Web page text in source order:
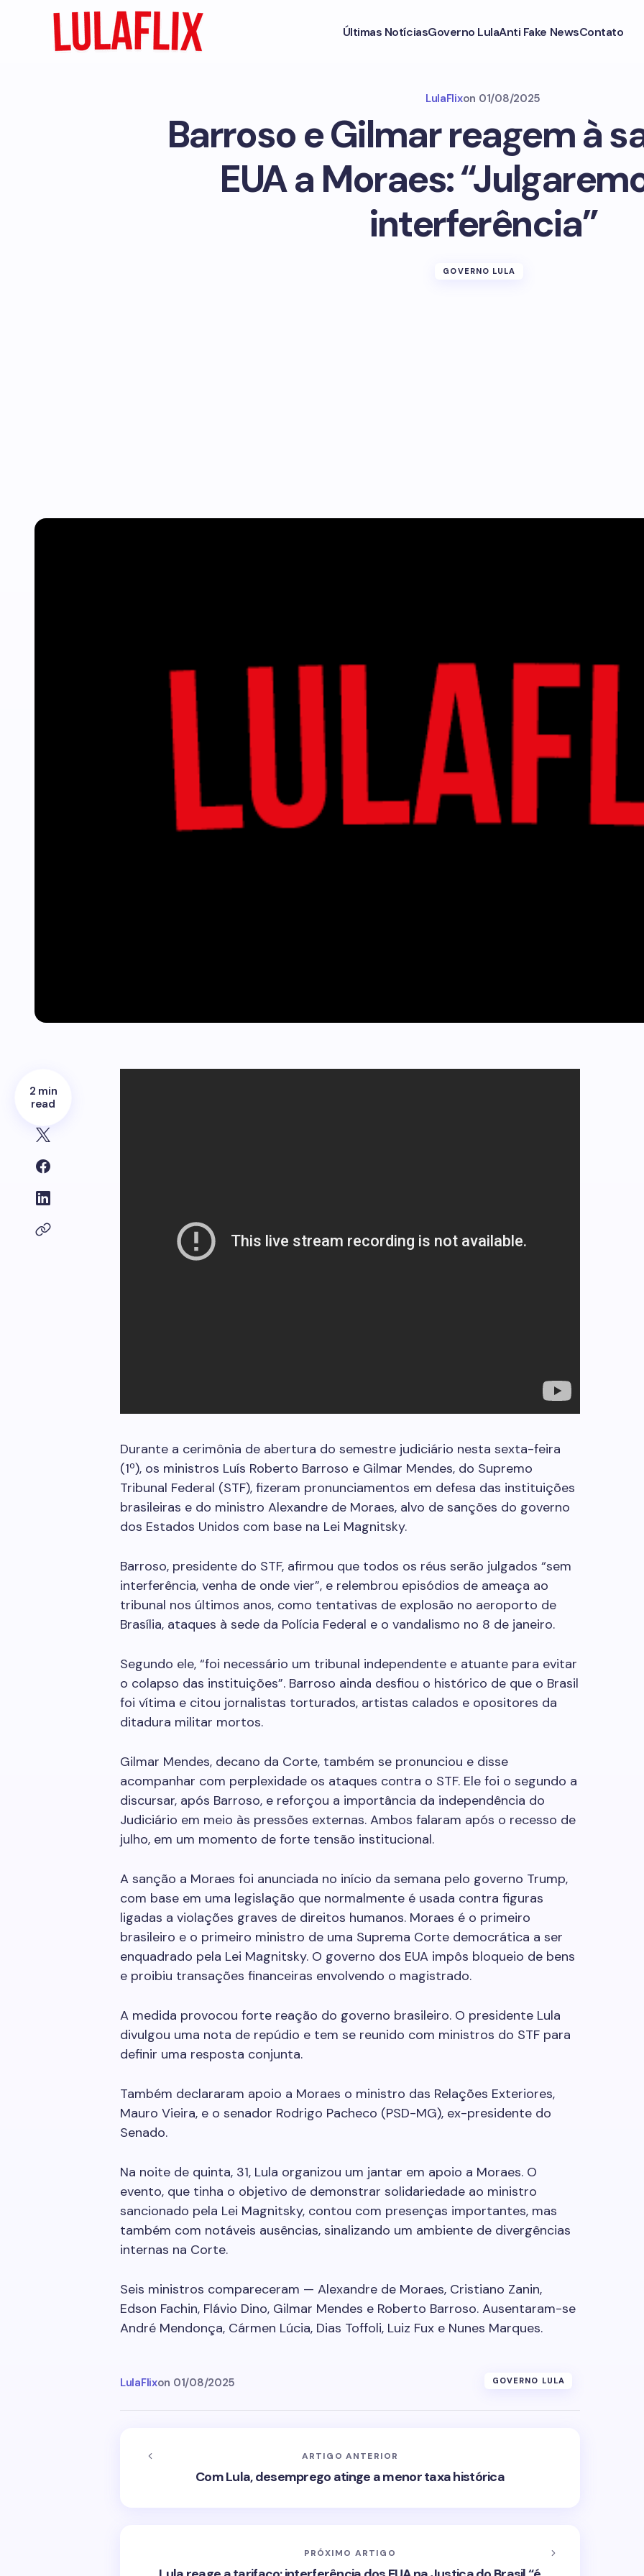
Últimas NotíciasGoverno LulaAnti Fake NewsContato
LulaFlixon 01/08/2025
Barroso e Gilmar reagem à
EUA a Moraes:
interferência”
GOVERNO LULA
2 min
read
Durante a cerimônia de abertura do semestre judiciário nesta sexta-feira
(1º), os ministros Luís Roberto Barroso e Gilmar Mendes, do Supremo
Tribunal Federal (STF), fizeram pronunciamentos em defesa das instituições
brasileiras e do ministro Alexandre de Moraes, alvo de sanções do governo
dos Estados Unidos com base na Lei Magnitsky.
Barroso, presidente do STF, afirmou que todos os réus serão julgados “sem
interferência, venha de onde vier”, e relembrou episódios de ameaça ao
tribunal nos últimos anos, como tentativas de explosão no aeroporto de
Brasília, ataques à sede da Polícia Federal e o vandalismo no 8 de janeiro.
Segundo ele, “foi necessário um tribunal independente e atuante para evitar
o colapso das instituições”. Barroso ainda desfiou o histórico de que o Brasil
foi vítima e citou jornalistas torturados, artistas calados e opositores da
ditadura militar mortos.
Gilmar Mendes, decano da Corte, também se pronunciou e disse
acompanhar com perplexidade os ataques contra o STF. Ele foi o segundo a
discursar, após Barroso, e reforçou a importância da independência do
Judiciário em meio às pressões externas. Ambos falaram após o recesso de
julho, em um momento de forte tensão institucional.
A sanção a Moraes foi anunciada no início da semana pelo governo Trump,
com base em uma legislação que normalmente é usada contra figuras
ligadas a violações graves de direitos humanos. Moraes é o primeiro
brasileiro e o primeiro ministro de uma Suprema Corte democrática a ser
enquadrado pela Lei Magnitsky. O governo dos EUA impôs bloqueio de bens
e proibiu transações financeiras envolvendo o magistrado.
A medida provocou forte reação do governo brasileiro. O presidente Lula
divulgou uma nota de repúdio e tem se reunido com ministros do STF para
definir uma resposta conjunta.
Também declararam apoio a Moraes o ministro das Relações Exteriores,
Mauro Vieira, e o senador Rodrigo Pacheco (PSD-MG), ex-presidente do
Senado.
Na noite de quinta, 31, Lula organizou um jantar em apoio a Moraes. O
evento, que tinha o objetivo de demonstrar solidariedade ao ministro
sancionado pela Lei Magnitsky, contou com presenças importantes, mas
também com notáveis ausências, sinalizando um ambiente de divergências
internas na Corte.
Seis ministros compareceram — Alexandre de Moraes, Cristiano Zanin,
Edson Fachin, Flávio Dino, Gilmar Mendes e Roberto Barroso. Ausentaram-se
André Mendonça, Cármen Lúcia, Dias Toffoli, Luiz Fux e Nunes Marques.
LulaFlixon 01/08/2025 GOVERNO LULA
ARTIGO ANTERIOR
Com Lula, desemprego atinge a menor taxa histórica
PRÓXIMO ARTIGO